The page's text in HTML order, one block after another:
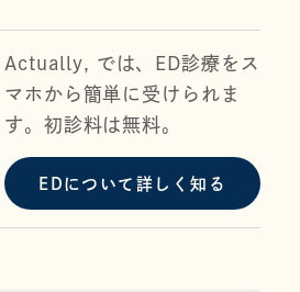
Actually, では、ED診療をス
マホから簡単に受けられま
す。初診料は無料。
EDについて詳しく知る